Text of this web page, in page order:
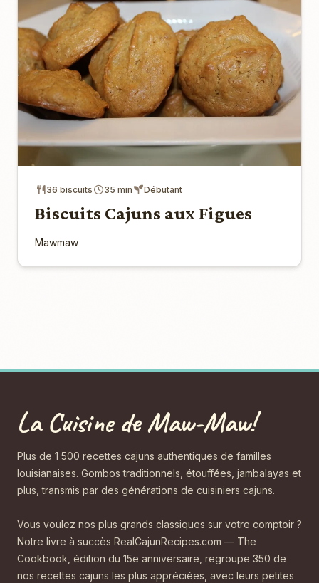
36 biscuits 35 min Débutant
Biscuits Cajuns aux Figues
Mawmaw
La Cuisine de Maw-Maw!
Plus de 1 500 recettes cajuns authentiques de familles
louisianaises. Gombos traditionnels, étouffées, jambalayas et
plus, transmis par des générations de cuisiniers cajuns.
Vous voulez nos plus grands classiques sur votre comptoir ?
Notre livre à succès RealCajunRecipes.com — The
Cookbook, édition du 15e anniversaire, regroupe 350 de
nos recettes cajuns les plus appréciées, avec leurs petites